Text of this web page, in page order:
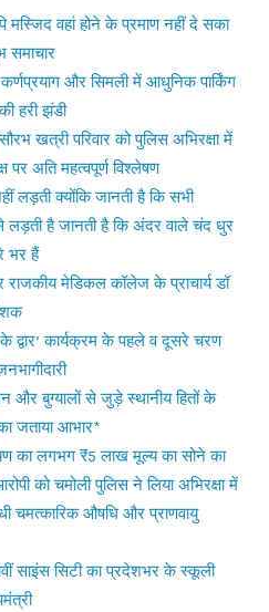
मस्जिद वहां होने के प्रमाण नहीं दे सका
समाचार
और सिमली में आधुनिक पार्किंग
हरी झंडी
खत्री परिवार को पुलिस अभिरक्षा में
पर अति महत्वपूर्ण विश्लेषण
लड़ती क्योंकि जानती है कि सभी
लड़ती है जानती है कि अंदर वाले चंद धुर
भर हैं
राजकीय मेडिकल कॉलेज के प्राचार्य डॉ
कार्यक्रम के पहले व दूसरे चरण
और बुग्यालों से जुड़े स्थानीय हितों के
जताया आभार*
का लगभग ₹5 लाख मूल्य का सोने का
को चमोली पुलिस ने लिया अभिरक्षा में
चमत्कारिक औषधि और प्राणवायु
साइंस सिटी का प्रदेशभर के स्कूली